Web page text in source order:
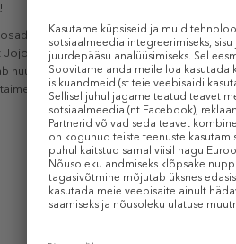
põõsa seemnest ekstraheeritud õli
huuled pehmed, siledad ja ketendamata.
mis sulgeb niiskuse.